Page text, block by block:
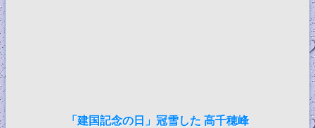
「建国記念の日」冠雪した 高千穂峰